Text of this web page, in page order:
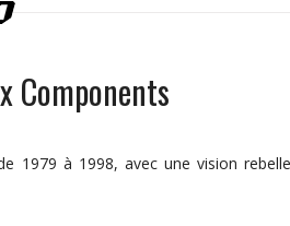
Components
1979 à 1998, avec une vision